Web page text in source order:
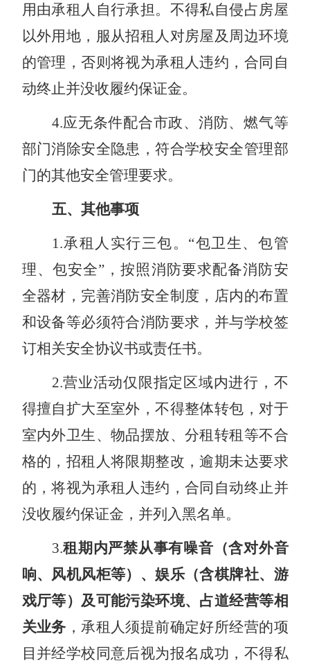
用由承租人自行承担。不得私自侵占房屋
以外用地，服从招租人对房屋及周边环境
的管理，否则将视为承租人违约，合同自
动终止并没收履约保证金。
4.应无条件配合市政、消防、燃气等
部门消除安全隐患，符合学校安全管理部
门的其他安全管理要求。
五、其他事项
1 .承租人实行三包。 “包卫生、包管
理、包安全”，按照消防要求配备消防安
全器材，完善消防安全制度，店内的布置
和设备等必须符合消防要求，并与学校签
订相关安全协议书或责任书。
2.营业活动仅限指定区域内进行，不
得擅自扩大至室外，不得整体转包，对于
室内外卫生、物品摆放、分租转租等不合
格的，招租人将限期整改，逾期未达要求
的，将视为承租人违约，合同自动终止并
没收履约保证金，并列入黑名单。
3.租期内严禁从事有噪音（含对外音
响、风机风柜等）、娱乐（含棋牌社、游
戏厅等）及可能污染环境、占道经营等相
关业务 ，承租人须提前确定好所经营的项
目并经学校同意后视为报名成功，不得私